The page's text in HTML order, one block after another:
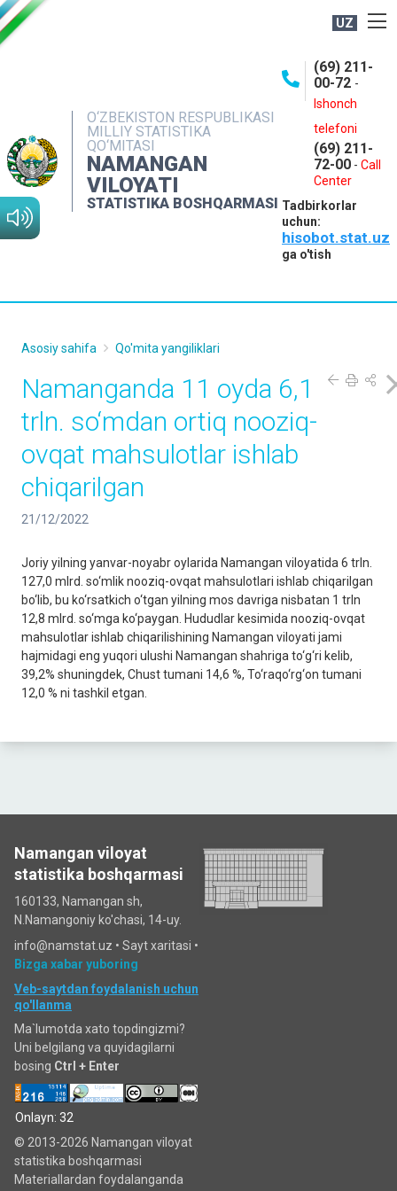
UZ
O‘ZBEKISTON RESPUBLIKASI
MILLIY STATISTIKA
QO‘MITASI
NAMANGAN
VILOYATI
STATISTIKA BOSHQARMASI
(69) 211-
00-72 -
Ishonch
telefoni
(69) 211-
72-00 - Call
Center
Tadbirkorlar
uchun:
hisobot.stat.uz
ga o'tish
NASHRLAR
INTERAKTIV XIZMATLAR
MATBUOT XIZMATI
MUROJAATLAR
Asosiy sahifa Qo'mita yangiliklari
Namanganda 11 oyda 6,1
trln. so‘mdan ortiq nooziq-
ovqat mahsulotlar ishlab
chiqarilgan
21/12/2022
Joriy yilning yanvar-noyabr oylarida Namangan viloyatida 6 trln.
127,0 mlrd. so‘mlik nooziq-ovqat mahsulotlari ishlab chiqarilgan
bo‘lib, bu ko‘rsatkich o‘tgan yilning mos davriga nisbatan 1 trln
12,8 mlrd. so‘mga ko‘paygan. Hududlar kesimida nooziq-ovqat
mahsulotlar ishlab chiqarilishining Namangan viloyati jami
hajmidagi eng yuqori ulushi Namangan shahriga to‘g‘ri kelib,
39,2% shuningdek, Chust tumani 14,6 %, To‘raqo‘rg‘on tumani
12,0 % ni tashkil etgan.
Namangan viloyat
statistika boshqarmasi
160133, Namangan sh,
N.Namangoniy ko'chasi, 14-uy.
info@namstat.uz • Sayt xaritasi •
Bizga xabar yuboring
Veb-saytdan foydalanish uchun
qo'llanma
Ma`lumotda xato topdingizmi?
Uni belgilang va quyidagilarni
bosing Ctrl + Enter
Onlayn: 32
© 2013-2026 Namangan viloyat
statistika boshqarmasi
Materiallardan foydalanganda